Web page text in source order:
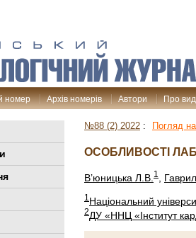
номер Архів номерів Автори
Про
№88 (2) 2022 : Погляд
ОСОБЛИВОСТІ
В’юницька Л.В. 1
1Національний
2ДУ «ННЦ «Інститут